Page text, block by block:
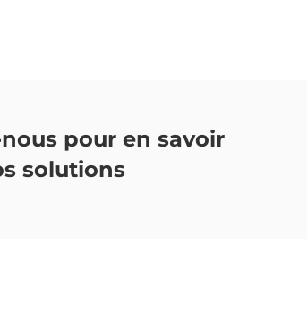
pour en savoir
solutions